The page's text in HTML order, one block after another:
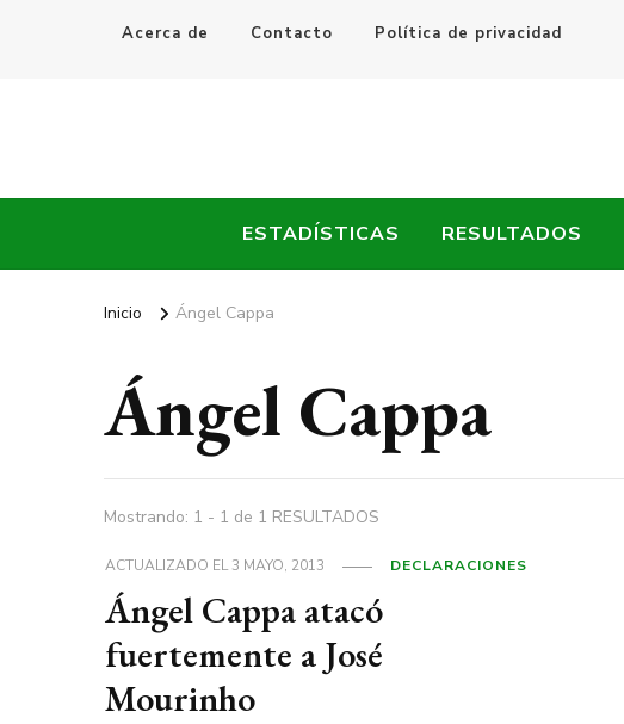
Acerca de Contacto Política de privacidad
Every Fútbol
ESTADÍSTICAS RESULTADOS
Inicio Ángel Cappa
Ángel Cappa
Mostrando: 1 - 1 de 1 RESULTADOS
ACTUALIZADO EL3 MAYO, 2013 DECLARACIONES
Ángel Cappa atacó
fuertemente a José
Mourinho